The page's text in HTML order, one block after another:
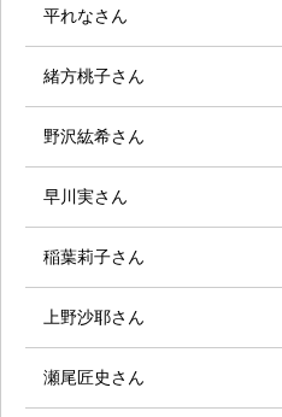
平れなさん
緒方桃子さん
野沢紘希さん
早川実さん
稲葉莉子さん
上野沙耶さん
瀬尾匠史さん